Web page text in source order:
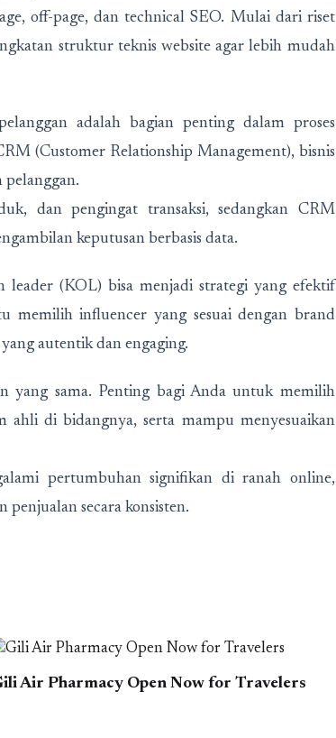
off-page, dan technical SEO. Mulai dari riset
struktur teknis website agar lebih mudah
adalah bagian penting dalam proses
(Customer Relationship Management), bisnis
pelanggan.
dan pengingat transaksi, sedangkan CRM
keputusan berbasis data.
leader (KOL) bisa menjadi strategi yang efektif
memilih influencer yang sesuai dengan brand
autentik dan engaging.
yang sama. Penting bagi Anda untuk memilih
di bidangnya, serta mampu menyesuaikan
pertumbuhan signifikan di ranah online,
penjualan secara konsisten.
Air Pharmacy Open Now for Travelers